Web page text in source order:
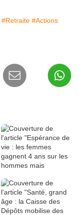
#Retraite #Actions